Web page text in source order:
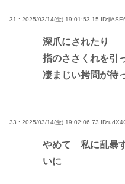
31 : 2025/03/14(金) 19:01:53.15
深爪にされたり
指のささくれを引
凄まじい拷問が待
33 : 2025/03/14(金) 19:02:06.73
やめて 私に乱暴
いに